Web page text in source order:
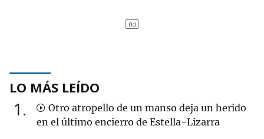
LO MÁS LEÍDO
1
Otro atropello de un manso deja un herido
en el último encierro de Estella-Lizarra